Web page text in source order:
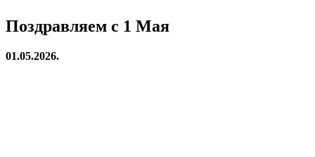
Поздравляем с 1 Мая
01.05.2026.